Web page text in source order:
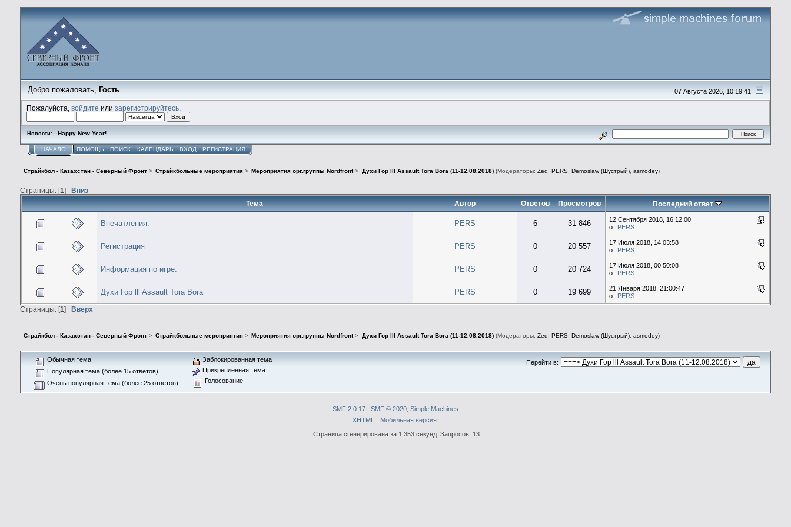
07 Августа 2026, 10:19:41
Добро пожаловать, Гость
Пожалуйста, войдите или зарегистрируйтесь.
Новости: Happy New Year!
НАЧАЛО ПОМОЩЬ ПОИСК КАЛЕНДАРЬ ВХОД РЕГИСТРАЦИЯ
Страйкбол - Казахстан - Северный Фронт > Страйкбольные мероприятия > Мероприятия орг.группы Nordfront> Духи Гор lll Assault Tora Bora (11-12.08.2018)(Модераторы: Zed , PERS, Demoslaw (Шустрый), asmodey)
Страницы: [1] Вниз
Тема
Автор Ответов Просмотров Последний ответ
Впечатления. PERS 6 31 846
12 Сентября 2018, 16:12:00
от PERS
Регистрация PERS 0 20 557
17 Июля 2018, 14:03:58
от PERS
Информация по игре. PERS 0 20 724
17 Июля 2018, 00:50:08
от PERS
Духи Гор lll Assault Tora Bora PERS 0 19 699
21 Января 2018, 21:00:47
от PERS
Страницы: [1] Вверх
Страйкбол - Казахстан - Северный Фронт > Страйкбольные мероприятия > Мероприятия орг.группы Nordfront> Духи Гор lll Assault Tora Bora (11-12.08.2018)(Модераторы: Zed PERS, Demoslaw (Шустрый), asmodey)
Перейти в:
Обычная тема
Популярная тема (более 15 ответов)
Очень популярная тема (более 25 ответов)
Заблокированная тема
Прикрепленная тема
Голосование
SMF 2.0.17| SMF © 2020, Simple Machines
XHTML
Мобильная версия
Страница сгенерирована за 1.353 секунд. Запросов: 13.